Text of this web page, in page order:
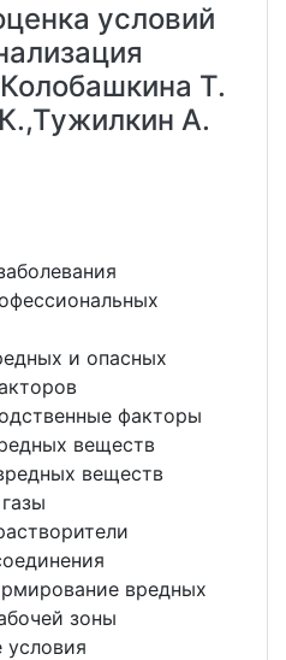
условий
Т.
А.
и опасных
факторы
веществ
веществ
вредных
зоны
условия